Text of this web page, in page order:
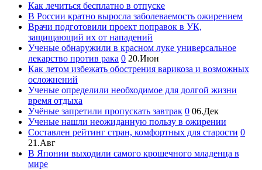
Как лечиться бесплатно в отпуске
В России кратно выросла заболеваемость ожирением
Врачи подготовили проект поправок в УК,
защищающий их от нападений
Ученые обнаружили в красном луке универсальное
лекарство против рака 0 20.Июн
Как летом избежать обострения варикоза и возможных
осложнений
Ученые определили необходимое для долгой жизни
время отдыха
Учёные запретили пропускать завтрак 0 06.Дек
Ученые нашли неожиданную пользу в ожирении
Составлен рейтинг стран, комфортных для старости 0
21.Авг
В Японии выходили самого крошечного младенца в
мире